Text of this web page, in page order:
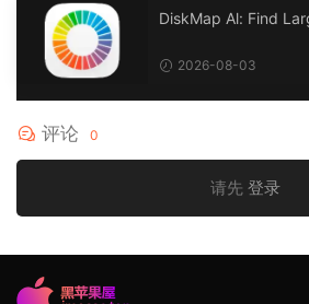
DiskMap Al: Find
2026-08-03
评论 0
请先 登录